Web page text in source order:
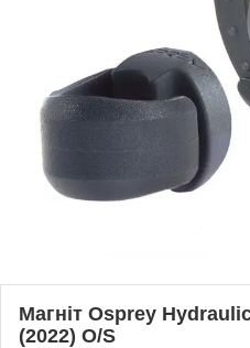
Магніт Osprey
(2022) O/S